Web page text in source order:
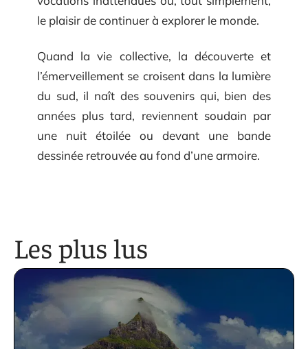
le plaisir de continuer à explorer le monde.
Quand la vie collective, la découverte et
l’émerveillement se croisent dans la lumière
du sud, il naît des souvenirs qui, bien des
années plus tard, reviennent soudain par
une nuit étoilée ou devant une bande
dessinée retrouvée au fond d’une armoire.
Les plus lus